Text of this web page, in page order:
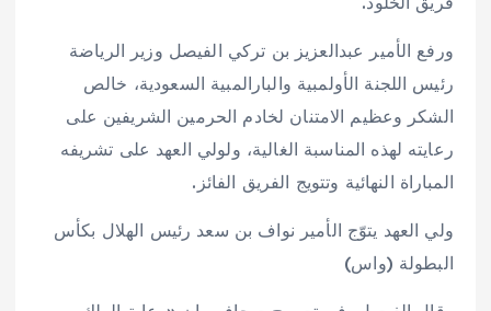
ورفع الأمير عبدالعزيز بن تركي الفيصل وزير الرياضة
رئيس اللجنة الأولمبية والبارالمبية السعودية، خالص
الشكر وعظيم الامتنان لخادم الحرمين الشريفين على
رعايته لهذه المناسبة الغالية، ولولي العهد على تشريفه
المباراة النهائية وتتويج الفريق الفائز.
ولي العهد يتوّج الأمير نواف بن سعد رئيس الهلال بكأس
البطولة (واس)